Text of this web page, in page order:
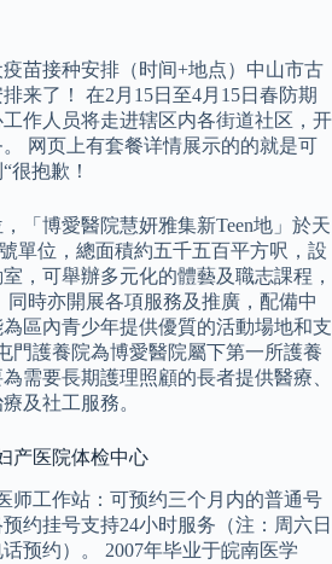
苗接种安排（时间+地点）中山市古
来了！ 在2月15日至4月15日春防期
作人员将走进辖区内各街道社区，开
网页上有套餐详情展示的的就是可
很抱歉！
「博愛醫院慧妍雅集新Teen地」於天
單位，總面積約五千五百平方呎，設
，可舉辦多元化的體藝及職志課程，
時亦開展各項服務及推廣，配備中
區內青少年提供優質的活動場地和支
門護養院為博愛醫院屬下第一所護養
需要長期護理照顧的長者提供醫療、
及社工服務。
产医院体检中心
师工作站：可预约三个月内的普通号
约挂号支持24小时服务（注：周六日
预约）。 2007年毕业于皖南医学